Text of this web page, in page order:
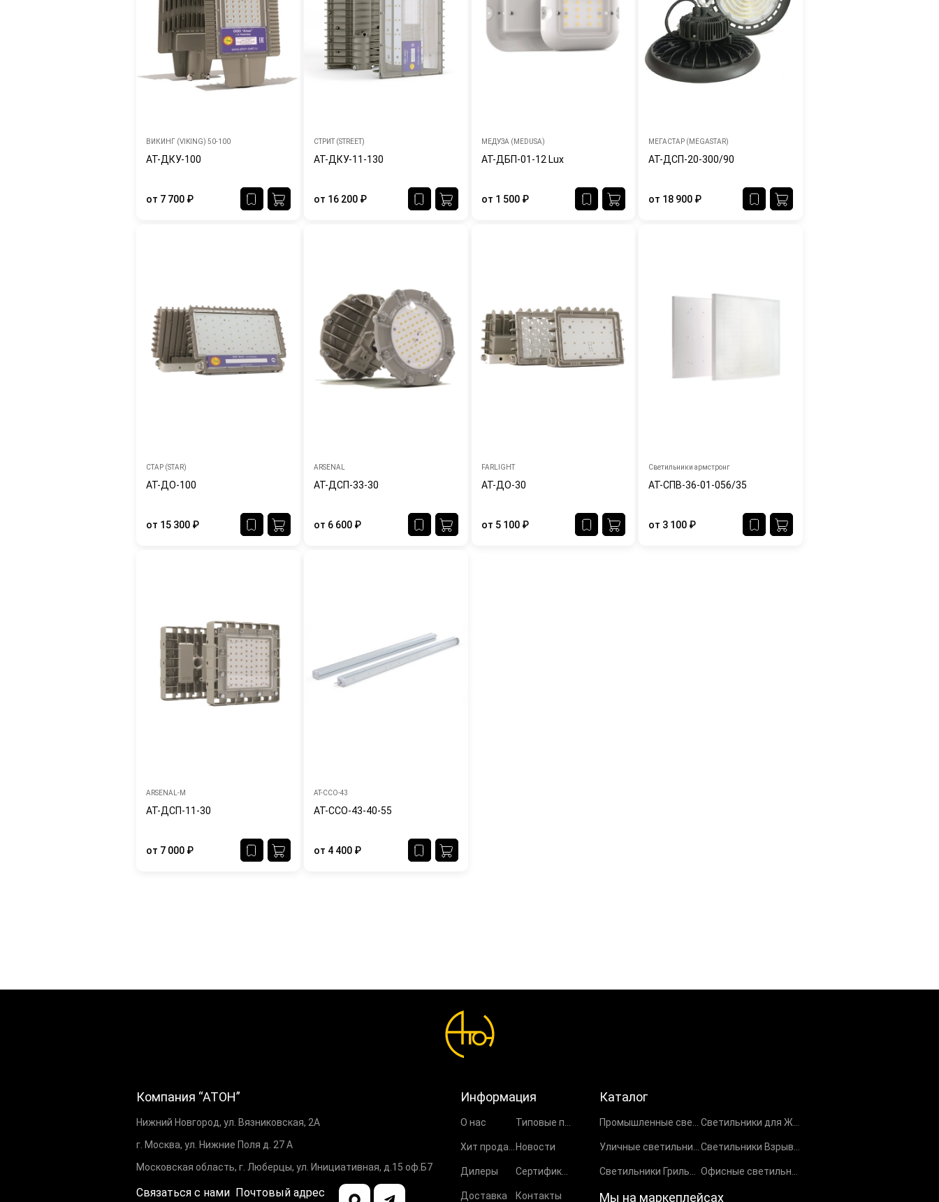
ВИКИНГ (VIKING) 50-100
АТ-ДКУ-100
от 7 700 ₽
СТРИТ (STREET)
АТ-ДКУ-11-130
от 16 200 ₽
МЕДУЗА (MEDUSA)
АТ-ДБП-01-12 Lux
от 1 500 ₽
МЕГАСТАР (MEGASTAR)
АТ-ДСП-20-300/90
от 18 900 ₽
СТАР (STAR)
АТ-ДО-100
от 15 300 ₽
ARSENAL
АТ-ДСП-33-30
от 6 600 ₽
FARLIGHT
АТ-ДО-30
от 5 100 ₽
Светильники армстронг
АТ-СПВ-36-01-056/35
от 3 100 ₽
ARSENAL-M
АТ-ДСП-11-30
от 7 000 ₽
АТ-ССО-43
АТ-ССО-43-40-55
от 4 400 ₽
Компания “АТОН”
Нижний Новгород, ул. Вязниковская, 2А
г. Москва, ул. Нижние Поля д. 27 А
Московская область, г. Люберцы, ул. Инициативная, д.15 оф.Б7
Связаться с нами Почтовый адрес
Информация
О нас Типовые проекты
Хит продаж Новости
Дилеры Сертификаты
Доставка Контакты
Каталог
Промышленные светильники Светильники для ЖКХ
Уличные светильники Светильники Взрывозащищенные EX
Светильники Грильято Офисные светильники
Мы на маркеплейсах